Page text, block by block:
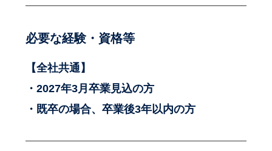
必要な経験・資格等
【全社共通】
・2027年3月卒業見込の方
・既卒の場合、卒業後3年以内の方